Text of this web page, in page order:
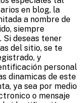
en blog, la
a nombre de
siempre
Si deseas tener
del sitio, se te
y
personal
dinamicas de este
ya sea por medio
o mensaje